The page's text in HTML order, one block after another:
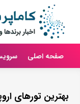
صفحه اصلی
بهترین تورهای